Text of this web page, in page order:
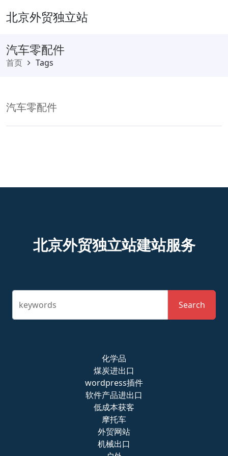
北京外贸独立站
汽车零配件
首页 Tags
汽车零配件
北京外贸独立站建站服务
keywords Search
化学品
煤炭进出口
wordpress插件
软件产品进出口
低成本获客
摩托车
外贸网站
机械出口